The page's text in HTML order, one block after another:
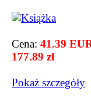
Cena: 41.39
177.89 zł
Pokaż szczegόły